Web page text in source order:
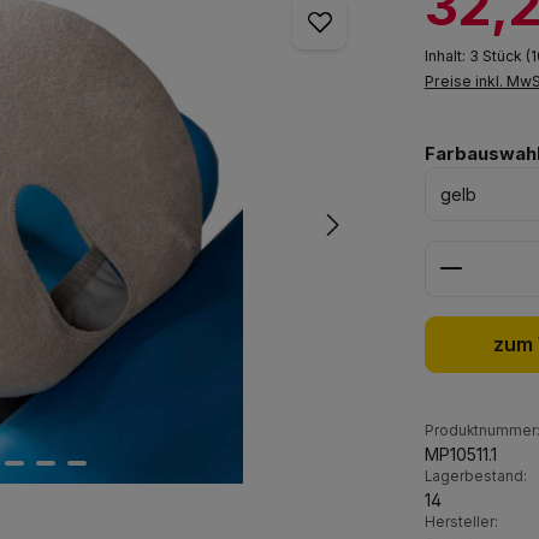
Inhalt: 3 Stück
Preise inkl.
Produktnummer:
MP10511.1
Lagerbestand:
14
Hersteller: